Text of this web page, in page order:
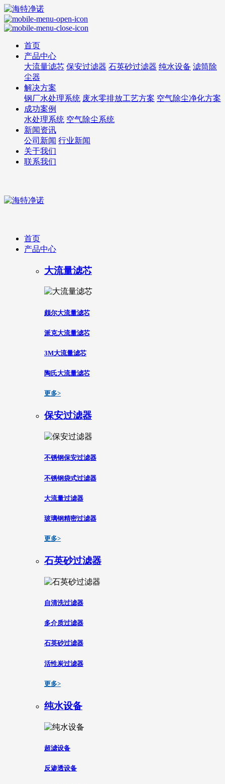
首页
产品中心
大流量滤芯 保安过滤器 石英砂过滤器 纯水设备 滤筒除
尘器
解决方案
钢厂水处理系统 废水零排放工艺方案 空气除尘净化方案
成功案例
水处理系统 空气除尘系统
新闻资讯
公司新闻 行业新闻
关于我们
联系我们
首页
产品中心
大流量滤芯
颇尔大流量滤芯
派克大流量滤芯
3M大流量滤芯
陶氏大流量滤芯
更多>
保安过滤器
不锈钢保安过滤器
不锈钢袋式过滤器
大流量过滤器
玻璃钢精密过滤器
更多>
石英砂过滤器
自清洗过滤器
多介质过滤器
石英砂过滤器
活性炭过滤器
更多>
纯水设备
超滤设备
反渗透设备